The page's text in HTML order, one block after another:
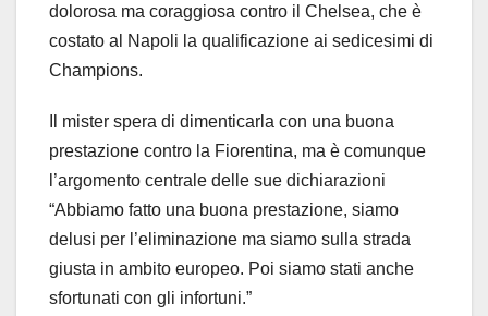
dolorosa ma coraggiosa contro il Chelsea, che è
costato al Napoli la qualificazione ai sedicesimi di
Champions.
Il mister spera di dimenticarla con una buona
prestazione contro la Fiorentina, ma è comunque
l’argomento centrale delle sue dichiarazioni
“Abbiamo fatto una buona prestazione, siamo
delusi per l’eliminazione ma siamo sulla strada
giusta in ambito europeo. Poi siamo stati anche
sfortunati con gli infortuni.”